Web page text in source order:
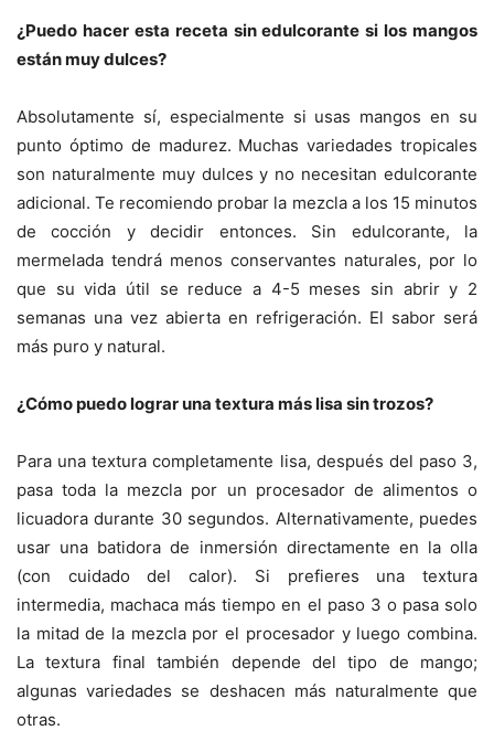
¿Puedo hacer esta receta sin edulcorante si los mangos
están muy dulces?
Absolutamente sí, especialmente si usas mangos en su
punto óptimo de madurez. Muchas variedades tropicales
son naturalmente muy dulces y no necesitan edulcorante
adicional. Te recomiendo probar la mezcla a los 15 minutos
de cocción y decidir entonces. Sin edulcorante, la
mermelada tendrá menos conservantes naturales, por lo
que su vida útil se reduce a 4-5 meses sin abrir y 2
semanas una vez abierta en refrigeración. El sabor será
más puro y natural.
¿Cómo puedo lograr una textura más lisa sin trozos?
Para una textura completamente lisa, después del paso 3,
pasa toda la mezcla por un procesador de alimentos o
licuadora durante 30 segundos. Alternativamente, puedes
usar una batidora de inmersión directamente en la olla
(con cuidado del calor). Si prefieres una textura
intermedia, machaca más tiempo en el paso 3 o pasa solo
la mitad de la mezcla por el procesador y luego combina.
La textura final también depende del tipo de mango;
algunas variedades se deshacen más naturalmente que
otras.